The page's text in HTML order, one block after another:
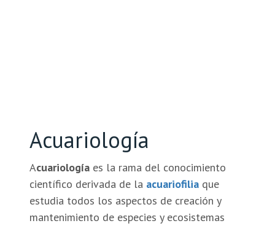
Acuariología
Acuariología es la rama del conocimiento
científico derivada de la acuariofilia que
estudia todos los aspectos de creación y
mantenimiento de especies y ecosistemas